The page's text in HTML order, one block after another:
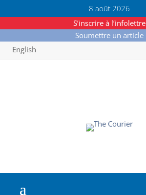
8 août 2026
S’inscrire à l’infolettre
Soumettre un article
English